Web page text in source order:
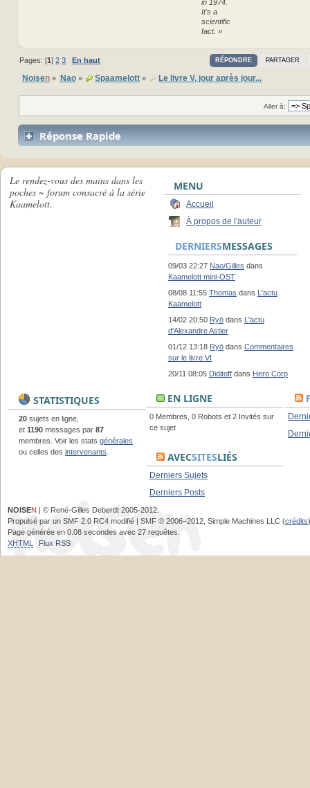
in 1974.
It's a
scientific
fact. »
RÉPONDRE PARTAGER
Pages: [1]2 3 En haut
Noisen » Nao» Spaamelott» Le livre V, jour après jour...
Aller à:
Réponse Rapide
Le rendez-vous des mains dans les
poches ~ forum consacré à la série
Kaamelott.
MENU
Accueil
À propos de l'auteur
DERNIERSMESSAGES
09/03 22:27 Nao/Gilles dans
Kaamelott mini-OST
08/08 11:55 Thomas dans L'actu
Kaamelott
14/02 20:50 Ryō dans L'actu
d'Alexandre Astier
01/12 13:18 Ryō dans Commentaires
sur le livre VI
20/11 08:05 Diditoff dans Hero Corp
STATISTIQUES
20 sujets en ligne,
et 1190 messages par 87
membres. Voir les stats générales
ou celles des intervenants
EN LIGNE
0 Membres, 0 Robots et 2 Invités sur
ce sujet
AVECSITESLIÉS
Derniers Sujets
Derniers Posts
NOISEN | © René-Gilles Deberdt 2005-2012.
Propulsé par un SMF 2.0 RC4 modifié | SMF © 2006–2012, Simple Machines LLC (crédits)
Page générée en 0.08 secondes avec 27 requêtes.
XHTML
Flux RSS